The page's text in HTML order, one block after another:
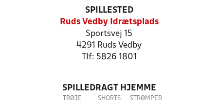
SPILLESTED
Ruds Vedby Idrætsplads
Sportsvej 15
4291 Ruds Vedby
Tlf: 5826 1801
SPILLEDRAGT HJEMME
TRØJE SHORTS STRØMPER